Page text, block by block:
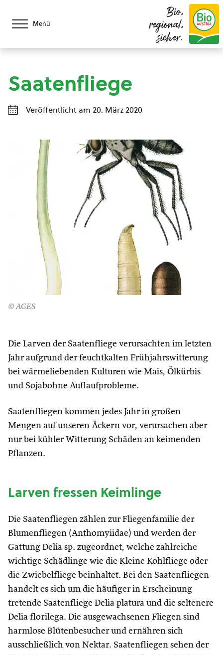
Menü
Bio,
regional,
sicher.
Saatenfliege
Veröffentlicht am 20. März 2020
© AGES
Die Larven der Saatenfliege verursachten im letzten
Jahr aufgrund der feuchtkalten Frühjahrswitterung
bei wärmeliebenden Kulturen wie Mais, Ölkürbis
und Sojabohne Auflaufprobleme.
Saatenfliegen kommen jedes Jahr in großen
Mengen auf unseren Äckern vor, verursachen aber
nur bei kühler Witterung Schäden an keimenden
Pflanzen.
Larven fressen Keimlinge
Die Saatenfliegen zählen zur Fliegenfamilie der
Blumenfliegen (Anthomyiidae) und werden der
Gattung Delia sp. zugeordnet, welche zahlreiche
wichtige Schädlinge wie die Kleine Kohlfliege oder
die Zwiebelfliege beinhaltet. Bei den Saatenfliegen
handelt es sich um die häufiger in Erscheinung
tretende Saatenfliege Delia platura und die seltenere
Delia florilega. Die ausgewachsenen Fliegen sind
harmlose Blütenbesucher und ernähren sich
ausschließlich von Nektar. Saatenfliegen sehen der